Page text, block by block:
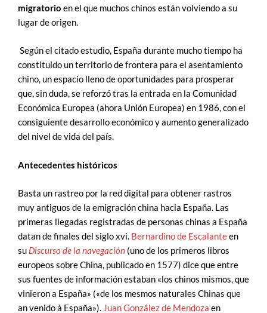
migratorio en el que muchos chinos están volviendo a su
lugar de origen.
Según el citado estudio, España durante mucho tiempo ha
constituido un territorio de frontera para el asentamiento
chino, un espacio lleno de oportunidades para prosperar
que, sin duda, se reforzó tras la entrada en la Comunidad
Económica Europea (ahora Unión Europea) en 1986, con el
consiguiente desarrollo económico y aumento generalizado
del nivel de vida del país.
Antecedentes históricos
Basta un rastreo por la red digital para obtener rastros
muy antiguos de la emigración china hacia España. Las
primeras llegadas registradas de personas chinas a España
datan de finales del siglo xvi. Bernardino de Escalanteen
su Discurso de la navegación (uno de los primeros libros
europeos sobre China, publicado en 1577) dice que entre
sus fuentes de información estaban «los chinos mismos, que
vinieron a España» («de los mesmos naturales Chinas que
an venido à España»). Juan González de Mendoza en